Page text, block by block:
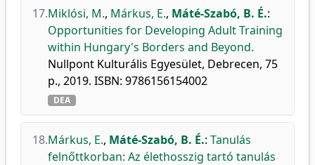
17.Miklósi, M., Márkus, E., Máté-Szabó, B. É.:
Opportunities for Developing Adult Training
within Hungary's Borders and Beyond.
Nullpont Kulturális Egyesület, Debrecen, 75
p., 2019. ISBN: 9786156154002
DEA
18.Márkus, E., Máté-Szabó, B. É.: Tanulás
felnőttkorban: Az élethosszig tartó tanulás